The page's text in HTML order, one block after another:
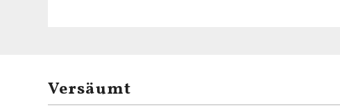
Versäumt